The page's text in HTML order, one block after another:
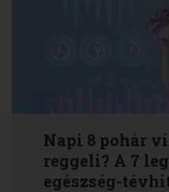
Napi 8 pohár
reggeli? A 7
egészség-